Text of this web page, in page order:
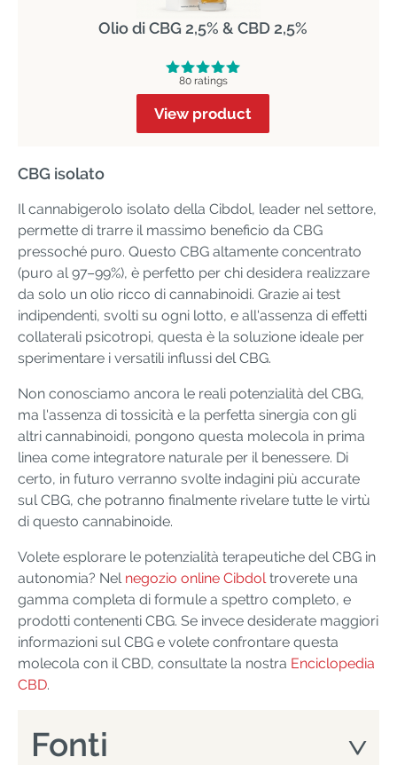
Olio di CBG 2,5% & CBD 2,5%
80 ratings
View product
CBG isolato
Il cannabigerolo isolato della Cibdol, leader nel settore,
permette di trarre il massimo beneficio da CBG
pressoché puro. Questo CBG altamente concentrato
(puro al 97–99%), è perfetto per chi desidera realizzare
da solo un olio ricco di cannabinoidi. Grazie ai test
indipendenti, svolti su ogni lotto, e all'assenza di effetti
collaterali psicotropi, questa è la soluzione ideale per
sperimentare i versatili influssi del CBG.
Non conosciamo ancora le reali potenzialità del CBG,
ma l'assenza di tossicità e la perfetta sinergia con gli
altri cannabinoidi, pongono questa molecola in prima
linea come integratore naturale per il benessere. Di
certo, in futuro verranno svolte indagini più accurate
sul CBG, che potranno finalmente rivelare tutte le virtù
di questo cannabinoide.
Volete esplorare le potenzialità terapeutiche del CBG in
autonomia? Nel negozio online Cibdol troverete una
gamma completa di formule a spettro completo, e
prodotti contenenti CBG. Se invece desiderate maggiori
informazioni sul CBG e volete confrontare questa
molecola con il CBD, consultate la nostra Enciclopedia
CBD.
Fonti